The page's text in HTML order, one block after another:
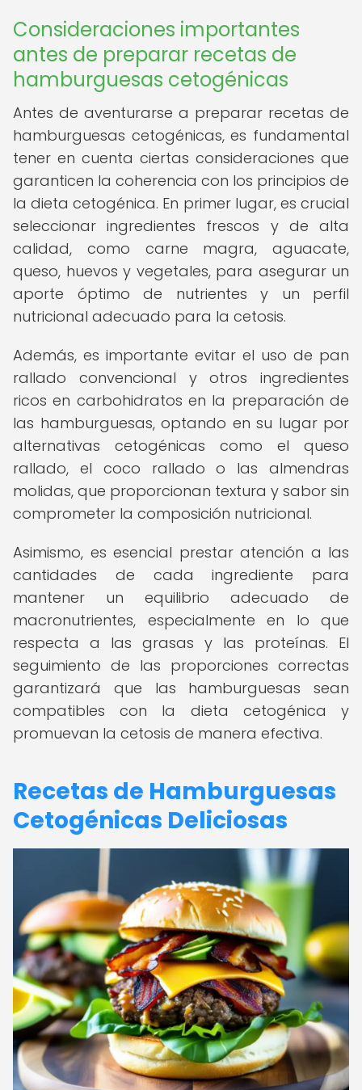
Consideraciones importantes
antes de preparar recetas de
hamburguesas cetogénicas
Antes de aventurarse a preparar recetas de
hamburguesas cetogénicas, es fundamental
tener en cuenta ciertas consideraciones que
garanticen la coherencia con los principios de
la dieta cetogénica. En primer lugar, es crucial
seleccionar ingredientes frescos y de alta
calidad, como carne magra, aguacate,
queso, huevos y vegetales, para asegurar un
aporte óptimo de nutrientes y un perfil
nutricional adecuado para la cetosis.
Además, es importante evitar el uso de pan
rallado convencional y otros ingredientes
ricos en carbohidratos en la preparación de
las hamburguesas, optando en su lugar por
alternativas cetogénicas como el queso
rallado, el coco rallado o las almendras
molidas, que proporcionan textura y sabor sin
comprometer la composición nutricional.
Asimismo, es esencial prestar atención a las
cantidades de cada ingrediente para
mantener un equilibrio adecuado de
macronutrientes, especialmente en lo que
respecta a las grasas y las proteínas. El
seguimiento de las proporciones correctas
garantizará que las hamburguesas sean
compatibles con la dieta cetogénica y
promuevan la cetosis de manera efectiva.
Recetas de Hamburguesas
Cetogénicas Deliciosas